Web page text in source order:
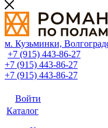
м. Кузьминки,
+7 (915) 443-86-27
+7 (915) 443-86-27
+7 (915) 443-86-27
Войти
Каталог